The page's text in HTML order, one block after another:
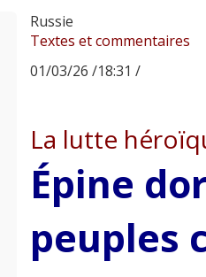
Russie
Textes et commentaires
01/03/26 /18:31 /
La lutte
Épine
peuples